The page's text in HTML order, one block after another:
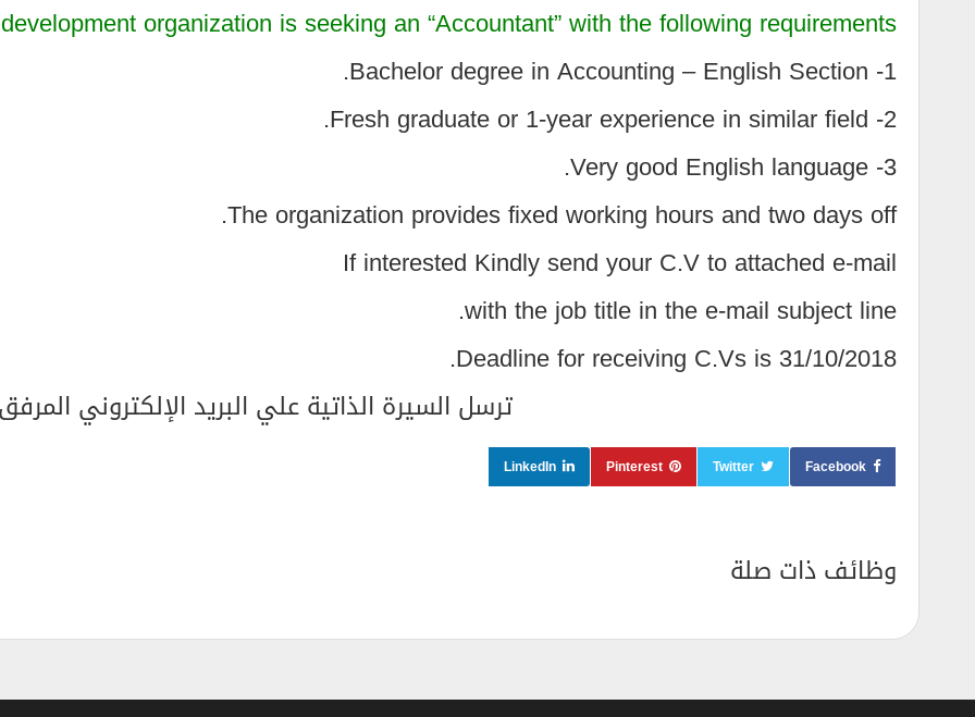
organization is seeking an “Accountant” with the following requirements:
1- Bachelor degree in Accounting – English Section.
2- Fresh graduate or 1-year experience in similar field.
3- Very good English language.
The organization provides fixed working hours and two days off.
If interested Kindly send your C.V to attached e-mail
with the job title in the e-mail subject line.
Deadline for receiving C.Vs is 31/10/2018.
ترسل السيرة الذاتية علي البريد الإلكتروني المرفق
Facebook
Twitter
Pinterest
LinkedIn
وظائف ذات صلة